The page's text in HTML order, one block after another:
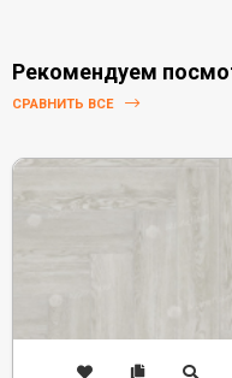
Рекомендуем
СРАВНИТЬ ВСЕ